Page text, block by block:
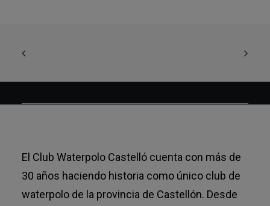
El Club Waterpolo Castelló cuenta con más de
30 años haciendo historia como único club de
waterpolo de la provincia de Castellón. Desde